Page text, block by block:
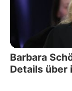
Barbara
Details über